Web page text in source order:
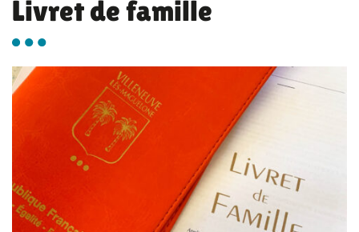
Livret de famille